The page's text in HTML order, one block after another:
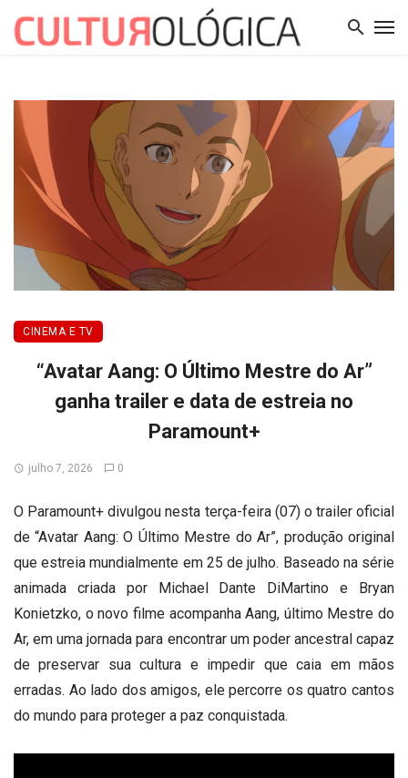
CINEMA E TV
“Avatar Aang: O Último Mestre do Ar”
ganha trailer e data de estreia no
Paramount+
julho 7, 2026 0
O Paramount+ divulgou nesta terça-feira (07) o trailer oficial
de “Avatar Aang: O Último Mestre do Ar”, produção original
que estreia mundialmente em 25 de julho. Baseado na série
animada criada por Michael Dante DiMartino e Bryan
Konietzko, o novo filme acompanha Aang, último Mestre do
Ar, em uma jornada para encontrar um poder ancestral capaz
de preservar sua cultura e impedir que caia em mãos
erradas. Ao lado dos amigos, ele percorre os quatro cantos
do mundo para proteger a paz conquistada.